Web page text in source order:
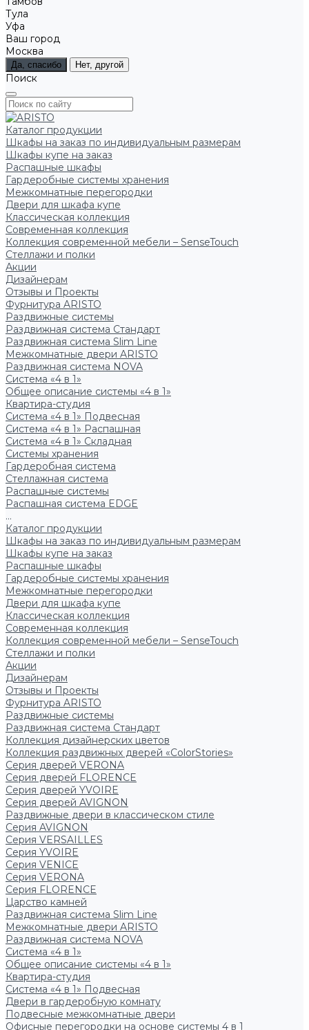
Тула
Уфа
Ваш город
Москва
Да, спасибо Нет, другой
Поиск
Каталог продукции
Шкафы на заказ по индивидуальным размерам
Шкафы купе на заказ
Распашные шкафы
Гардеробные системы хранения
Межкомнатные перегородки
Двери для шкафа купе
Классическая коллекция
Современная коллекция
Коллекция современной мебели – SenseTouch
Стеллажи и полки
Акции
Дизайнерам
Отзывы и Проекты
Фурнитура ARISTO
Раздвижные системы
Раздвижная система Стандарт
Раздвижная система Slim Line
Межкомнатные двери ARISTO
Раздвижная система NOVA
Система «4 в 1»
Общее описание системы «4 в 1»
Квартира-студия
Система «4 в 1» Подвесная
Система «4 в 1» Распашная
Система «4 в 1» Складная
Системы хранения
Гардеробная система
Стеллажная система
Распашные системы
Распашная система EDGE
...
Каталог продукции
Шкафы на заказ по индивидуальным размерам
Шкафы купе на заказ
Распашные шкафы
Гардеробные системы хранения
Межкомнатные перегородки
Двери для шкафа купе
Классическая коллекция
Современная коллекция
Коллекция современной мебели – SenseTouch
Стеллажи и полки
Акции
Дизайнерам
Отзывы и Проекты
Фурнитура ARISTO
Раздвижные системы
Раздвижная система Стандарт
Коллекция дизайнерских цветов
Коллекция раздвижных дверей «ColorStories»
Серия дверей VERONA
Серия дверей FLORENCE
Серия дверей YVOIRE
Серия дверей AVIGNON
Раздвижные двери в классическом стиле
Серия AVIGNON
Серия VERSAILLES
Серия YVOIRE
Серия VENICE
Серия VERONA
Серия FLORENCE
Царство камней
Раздвижная система Slim Line
Межкомнатные двери ARISTO
Раздвижная система NOVA
Система «4 в 1»
Общее описание системы «4 в 1»
Квартира-студия
Система «4 в 1» Подвесная
Двери в гардеробную комнату
Подвесные межкомнатные двери
Офисные перегородки на основе системы 4 в 1